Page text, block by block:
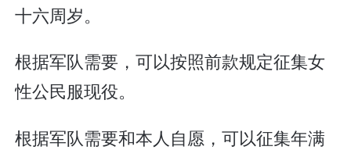
十六周岁。
根据军队需要，可以按照前款规定征集女
性公民服现役。
根据军队需要和本人自愿，可以征集年满